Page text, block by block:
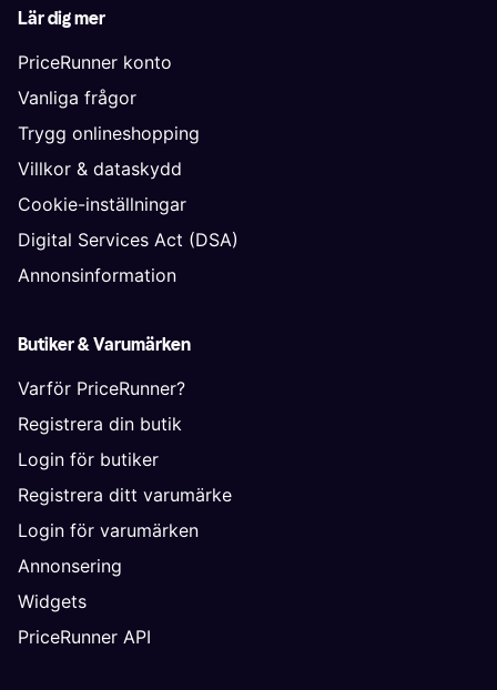
Lär dig mer
PriceRunner konto
Vanliga frågor
Trygg onlineshopping
Villkor & dataskydd
Cookie-inställningar
Digital Services Act (DSA)
Annonsinformation
Butiker & Varumärken
Varför PriceRunner?
Registrera din butik
Login för butiker
Registrera ditt varumärke
Login för varumärken
Annonsering
Widgets
PriceRunner API